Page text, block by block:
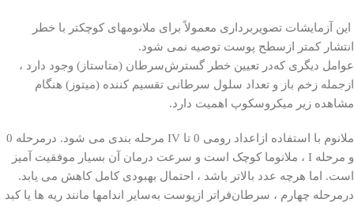
این آزمایشات تصویربرداری معمولاً برای ملانومهای کوچکتر با خطر
انتشار کمتر ازسطح پوست توصیه نمی شود.
عوامل دیگری که‌در تعیین خطر گسترش‌سرطان (متاستاز) وجود دارد ،
ازجمله زخم باز و تعداد سلول سرطانی تقسیم کننده (میتوز) هنگام
مشاهده زیر میکروسکوپ اهمیت دارد.
ملانوم با استفاده ازاعداد رومی 0 تا IV مرحله بندی می شود. درمرحله 0
و مرحله I ، ملانوما کوچک است و سرعت درمان آن بسیار موفقیت آمیز
است. اما هرچه عدد بالاتر باشد ، احتمال بهبودی کامل کاهش می یابد.
درمرحله چهارم ، سرطان‌فراتر ازپوست به‌سایر اندامها مانند ریه ها یا کبد